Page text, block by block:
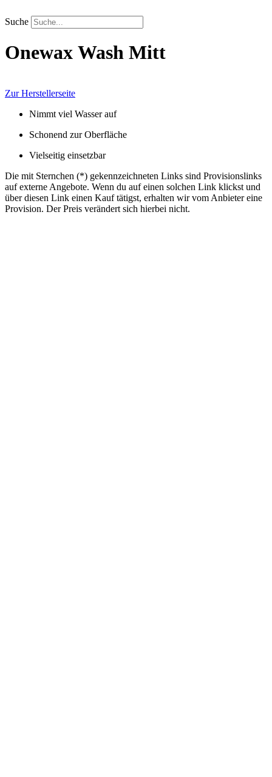
Inhalt
springen
Suche
Onewax Wash Mitt
Zur Herstellerseite
Nimmt viel Wasser auf
Schonend zur Oberfläche
Vielseitig einsetzbar
Die mit Sternchen (*) gekennzeichneten Links sind Provisionslinks
auf externe Angebote. Wenn du auf einen solchen Link klickst und
über diesen Link einen Kauf tätigst, erhalten wir vom Anbieter eine
Provision. Der Preis verändert sich hierbei nicht.